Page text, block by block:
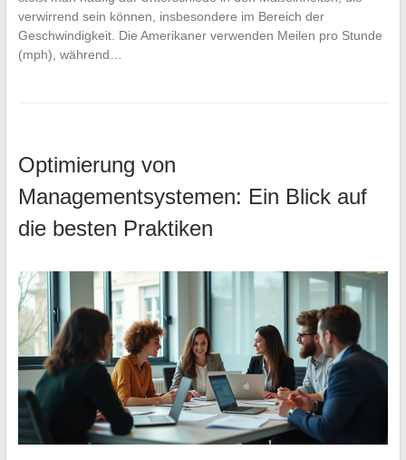
verwirrend sein können, insbesondere im Bereich der
Geschwindigkeit. Die Amerikaner verwenden Meilen pro Stunde
(mph), während…
Optimierung von
Managementsystemen: Ein Blick auf
die besten Praktiken